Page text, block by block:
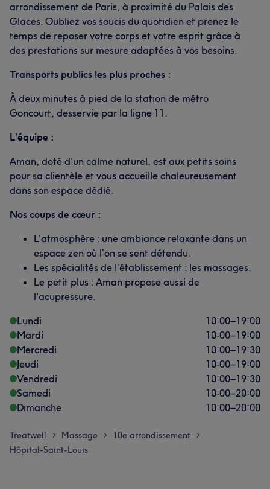
arrondissement de Paris, à proximité du Palais des
Glaces. Oubliez vos soucis du quotidien et prenez le
temps de reposer votre corps et votre esprit grâce à
des prestations sur mesure adaptées à vos besoins.
Transports publics les plus proches :
À deux minutes à pied de la station de métro
Goncourt, desservie par la ligne 11.
L’équipe :
Aman, doté d'un calme naturel, est aux petits soins
pour sa clientèle et vous accueille chaleureusement
dans son espace dédié.
Nos coups de cœur :
L’atmosphère : une ambiance relaxante dans un
espace zen où l’on se sent détendu.
Les spécialités de l’établissement : les massages.
Le petit plus : Aman propose aussi de
l'acupressure.
Lundi
10:00–19:00
Mardi
10:00–19:00
Mercredi
10:00–19:30
Jeudi
10:00–19:00
Vendredi
10:00–19:30
Samedi
10:00–20:00
Dimanche
10:00–20:00
Treatwell > Massage > 10e arrondissement >
Hôpital-Saint-Louis